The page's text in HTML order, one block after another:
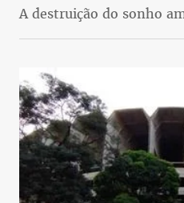
A destruição do sonho